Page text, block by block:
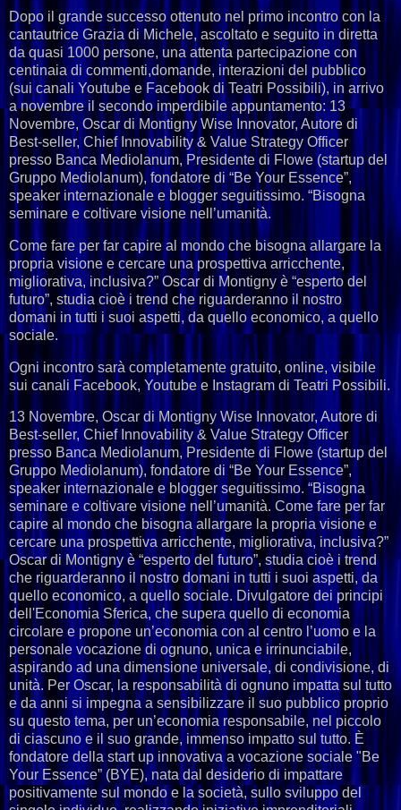
Dopo il grande successo ottenuto nel primo incontro con la
cantautrice Grazia di Michele, ascoltato e seguito in diretta
da quasi 1000 persone, una attenta partecipazione con
centinaia di commenti,domande, interazioni del pubblico
(sui canali Youtube e Facebook di Teatri Possibili), in arrivo
a novembre il secondo imperdibile appuntamento: 13
Novembre, Oscar di Montigny Wise Innovator, Autore di
Best-seller, Chief Innovability & Value Strategy Officer
presso Banca Mediolanum, Presidente di Flowe (startup del
Gruppo Mediolanum), fondatore di “Be Your Essence”,
speaker internazionale e blogger seguitissimo. “Bisogna
seminare e coltivare visione nell’umanità.
Come fare per far capire al mondo che bisogna allargare la
propria visione e cercare una prospettiva arricchente,
migliorativa, inclusiva?” Oscar di Montigny è “esperto del
futuro”, studia cioè i trend che riguarderanno il nostro
domani in tutti i suoi aspetti, da quello economico, a quello
sociale.
Ogni incontro sarà completamente gratuito, online, visibile
sui canali Facebook, Youtube e Instagram di Teatri Possibili.
13 Novembre, Oscar di Montigny Wise Innovator, Autore di
Best-seller, Chief Innovability & Value Strategy Officer
presso Banca Mediolanum, Presidente di Flowe (startup del
Gruppo Mediolanum), fondatore di “Be Your Essence”,
speaker internazionale e blogger seguitissimo. “Bisogna
seminare e coltivare visione nell’umanità. Come fare per far
capire al mondo che bisogna allargare la propria visione e
cercare una prospettiva arricchente, migliorativa, inclusiva?”
Oscar di Montigny è “esperto del futuro”, studia cioè i trend
che riguarderanno il nostro domani in tutti i suoi aspetti, da
quello economico, a quello sociale. Divulgatore dei principi
dell'Economia Sferica, che supera quello di economia
circolare e propone un’economia con al centro l’uomo e la
personale vocazione di ognuno, unica e irrinunciabile,
aspirando ad una dimensione universale, di condivisione, di
unità. Per Oscar, la responsabilità di ognuno impatta sul tutto
e da anni si impegna a sensibilizzare il suo pubblico proprio
su questo tema, per un’economia responsabile, nel piccolo
di ciascuno e il suo grande, immenso impatto sul tutto. È
fondatore della start up innovativa a vocazione sociale "Be
Your Essence” (BYE), nata dal desiderio di impattare
positivamente sul mondo e la società, sullo sviluppo del